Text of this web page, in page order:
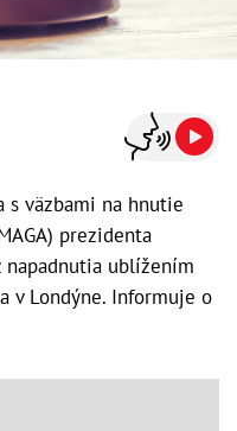
s väzbami na hnutie
prezidenta
napadnutia ublížením
v Londýne. Informuje o